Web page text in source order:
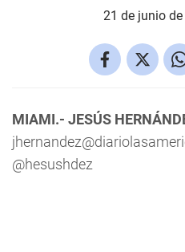
21 de junio
MIAMI.- JESÚS
@hesushdez